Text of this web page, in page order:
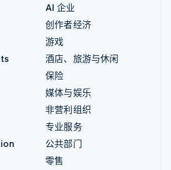
AI 企业
创作者经济
游戏
酒店、旅游与休闲
保险
媒体与娱乐
非营利组织
专业服务
公共部门
零售